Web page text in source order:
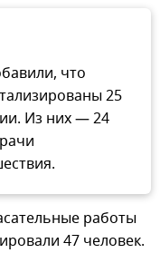
что
25
Из них — 24
работы
47 человек.